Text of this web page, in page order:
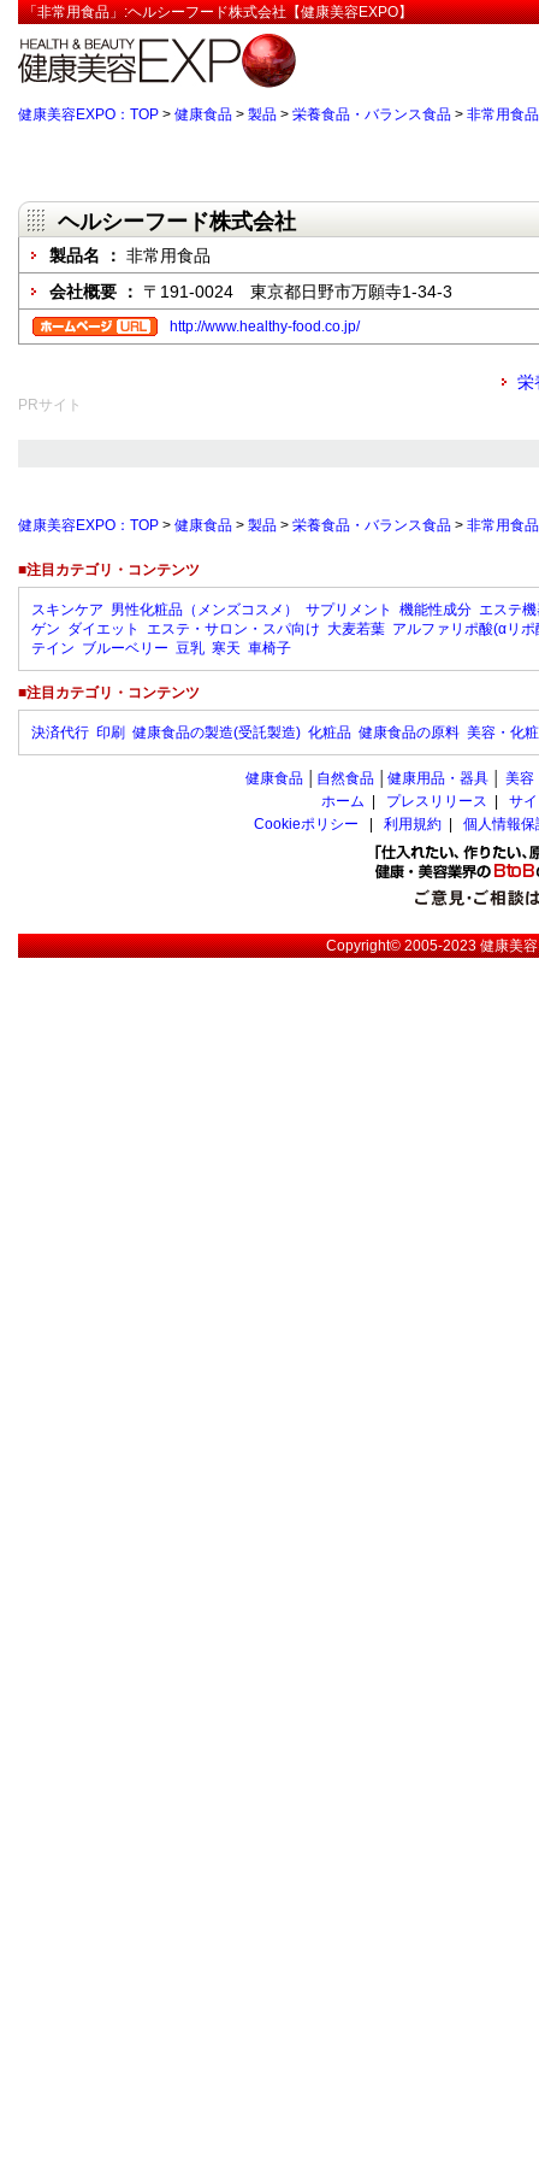
「非常用食品」:ヘルシーフード株式会社【健康美容EXPO】
健康美容EXPO：TOP > 健康食品 > 製品 > 栄養食品・バランス食品 > 非常用食品
ヘルシーフード株式会社
製品名 ： 非常用食品
会社概要 ： 〒191-0024 東京都日野市万願寺1-34-3
http://www.healthy-food.co.jp/
栄
PRサイト
健康美容EXPO：TOP > 健康食品 > 製品 > 栄養食品・バランス食品 > 非常用食品
■注目カテゴリ・コンテンツ
スキンケア 男性化粧品（メンズコスメ） サプリメント 機能性成分 エステ
ゲン ダイエット エステ・サロン・スパ向け 大麦若葉 アルファリポ酸(αリポ
テイン ブルーベリー 豆乳 寒天 車椅子
■注目カテゴリ・コンテンツ
決済代行 印刷 健康食品の製造(受託製造) 化粧品 健康食品の原料 美容・化
健康食品 自然食品 健康用品・器具 美容
ホーム
プレスリリース
サ
Cookieポリシー
利用規約 個人情報
Copyright© 2005-2023健康美